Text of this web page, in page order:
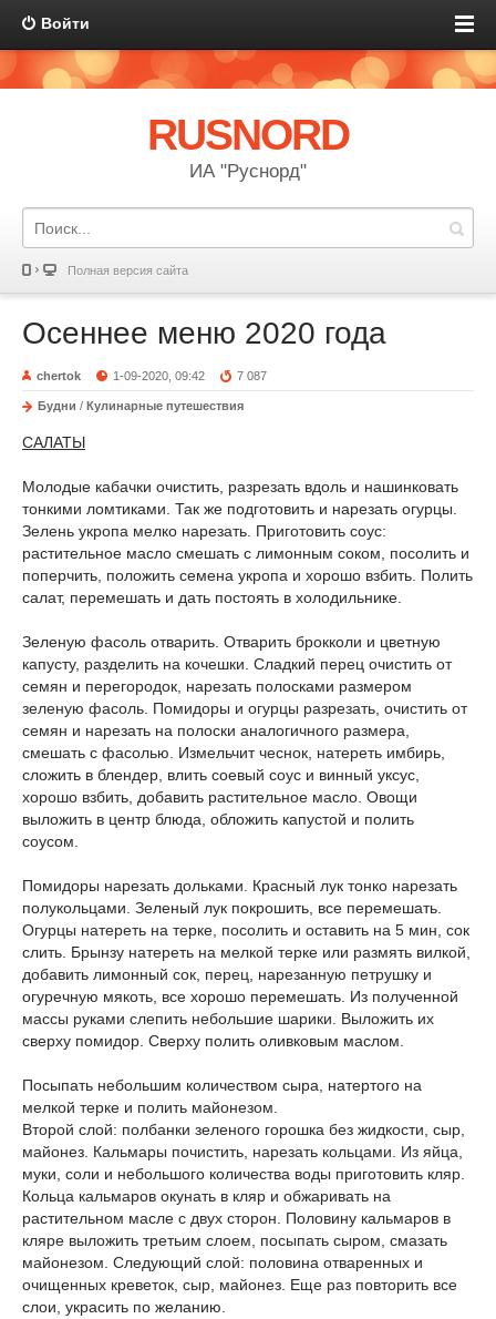
Войти
RUSNORD
ИА "Руснорд"
Полная версия сайта
Осеннее меню 2020 года
chertok 1-09-2020, 09:42 7 087
Будни / Кулинарные путешествия
САЛАТЫ
Молодые кабачки очистить, разрезать вдоль и нашинковать
тонкими ломтиками. Так же подготовить и нарезать огурцы.
Зелень укропа мелко нарезать. Приготовить соус:
растительное масло смешать с лимонным соком, посолить и
поперчить, положить семена укропа и хорошо взбить. Полить
салат, перемешать и дать постоять в холодильнике.
Зеленую фасоль отварить. Отварить брокколи и цветную
капусту, разделить на кочешки. Сладкий перец очистить от
семян и перегородок, нарезать полосками размером
зеленую фасоль. Помидоры и огурцы разрезать, очистить от
семян и нарезать на полоски аналогичного размера,
смешать с фасолью. Измельчит чеснок, натереть имбирь,
сложить в блендер, влить соевый соус и винный уксус,
хорошо взбить, добавить растительное масло. Овощи
выложить в центр блюда, обложить капустой и полить
соусом.
Помидоры нарезать дольками. Красный лук тонко нарезать
полукольцами. Зеленый лук покрошить, все перемешать.
Огурцы натереть на терке, посолить и оставить на 5 мин, сок
слить. Брынзу натереть на мелкой терке или размять вилкой,
добавить лимонный сок, перец, нарезанную петрушку и
огуречную мякоть, все хорошо перемешать. Из полученной
массы руками слепить небольшие шарики. Выложить их
сверху помидор. Сверху полить оливковым маслом.
Посыпать небольшим количеством сыра, натертого на
мелкой терке и полить майонезом.
Второй слой: полбанки зеленого горошка без жидкости, сыр,
майонез. Кальмары почистить, нарезать кольцами. Из яйца,
муки, соли и небольшого количества воды приготовить кляр.
Кольца кальмаров окунать в кляр и обжаривать на
растительном масле с двух сторон. Половину кальмаров в
кляре выложить третьим слоем, посыпать сыром, смазать
майонезом. Следующий слой: половина отваренных и
очищенных креветок, сыр, майонез. Еще раз повторить все
слои, украсить по желанию.